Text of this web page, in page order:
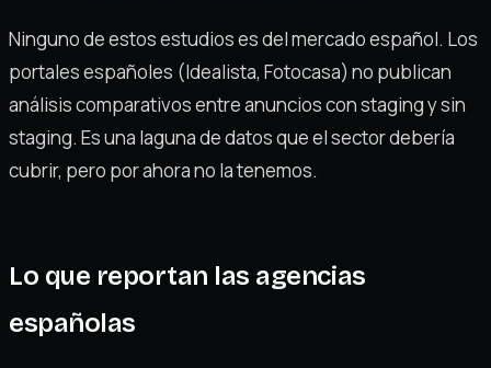
Ninguno de estos estudios es del mercado español. Los
portales españoles (Idealista, Fotocasa) no publican
análisis comparativos entre anuncios con staging y sin
staging. Es una laguna de datos que el sector debería
cubrir, pero por ahora no la tenemos.
Lo que reportan las agencias
españolas